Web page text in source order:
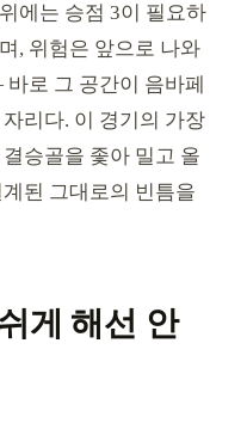
에는 승점 3이 필요하
, 위험은 앞으로 나와
로 그 공간이 음바페
리다. 이 경기의 가장
승골을 좇아 밀고 올
된 그대로의 빈틈을
게 해선 안